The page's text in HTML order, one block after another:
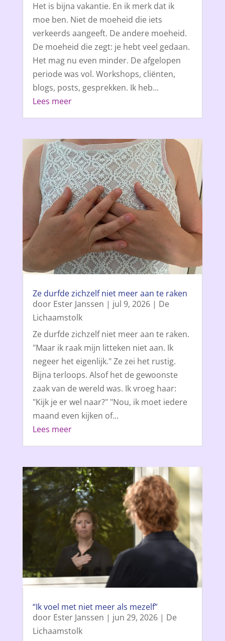
Het is bijna vakantie. En ik merk dat ik
moe ben. Niet de moeheid die iets
verkeerds aangeeft. De andere moeheid.
De moeheid die zegt: je hebt veel gedaan.
Het mag nu even minder. De afgelopen
periode was vol. Workshops, cliënten,
blogs, posts, gesprekken. Ik heb...
Lees meer
Ze durfde zichzelf niet meer aan te raken
door Ester Janssen | jul 9, 2026| De
Lichaamstolk
Ze durfde zichzelf niet meer aan te raken.
"Maar ik raak mijn litteken niet aan. Ik
negeer het eigenlijk." Ze zei het rustig.
Bijna terloops. Alsof het de gewoonste
zaak van de wereld was. Ik vroeg haar:
"Kijk je er wel naar?" "Nou, ik moet iedere
maand even kijken of...
Lees meer
“Ik voel met niet meer als mezelf”
door Ester Janssen | jun 29, 2026| De
Lichaamstolk